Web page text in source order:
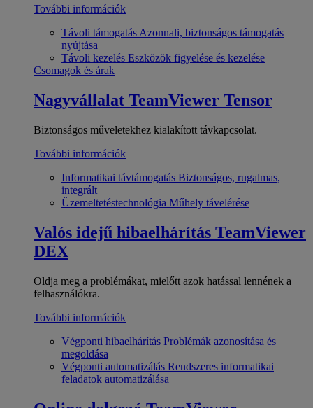
További információk
Távoli támogatás Azonnali, biztonságos támogatás
nyújtása
Távoli kezelés Eszközök figyelése és kezelése
Csomagok és árak
Nagyvállalat TeamViewer Tensor
Biztonságos műveletekhez kialakított távkapcsolat.
További információk
Informatikai távtámogatás Biztonságos, rugalmas,
integrált
Üzemeltetéstechnológia Műhely távelérése
Valós idejű hibaelhárítás TeamViewer
DEX
Oldja meg a problémákat, mielőtt azok hatással lennének a
felhasználókra.
További információk
Végponti hibaelhárítás Problémák azonosítása és
megoldása
Végponti automatizálás Rendszeres informatikai
feladatok automatizálása